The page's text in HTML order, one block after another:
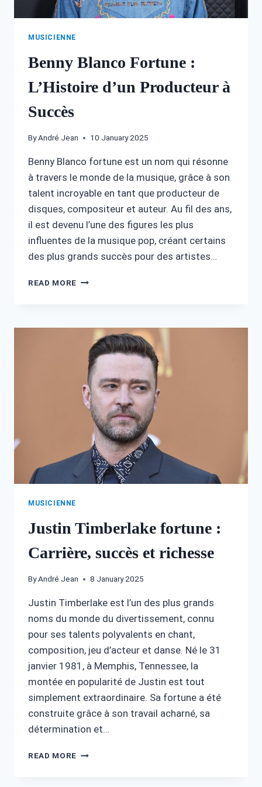
MUSICIENNE
Benny Blanco Fortune :
L’Histoire d’un Producteur à
Succès
ByAndré Jean 10 January 2025
Benny Blanco fortune est un nom qui résonne
à travers le monde de la musique, grâce à son
talent incroyable en tant que producteur de
disques, compositeur et auteur. Au fil des ans,
il est devenu l’une des figures les plus
influentes de la musique pop, créant certains
des plus grands succès pour des artistes…
READ MORE BENNY
L’HISTOIRE
D’UN
PRODUCTEUR
SUCCÈS
MUSICIENNE
Justin Timberlake fortune :
Carrière, succès et richesse
ByAndré Jean 8 January 2025
Justin Timberlake est l’un des plus grands
noms du monde du divertissement, connu
pour ses talents polyvalents en chant,
composition, jeu d’acteur et danse. Né le 31
janvier 1981, à Memphis, Tennessee, la
montée en popularité de Justin est tout
simplement extraordinaire. Sa fortune a été
construite grâce à son travail acharné, sa
détermination et…
READ MORE JUSTIN